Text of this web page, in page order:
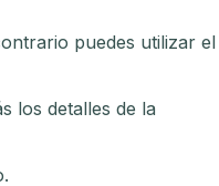
puedes utilizar el
los detalles de la